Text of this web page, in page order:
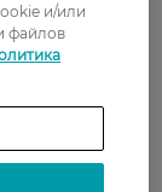
слід,
и/или
файлов